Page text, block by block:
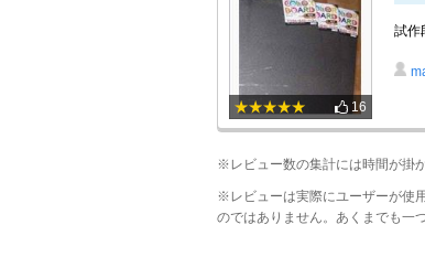
16
試作
※レビュー数の集計には時間が掛
※レビューは実際にユーザーが使
のではありません。あくまでも一